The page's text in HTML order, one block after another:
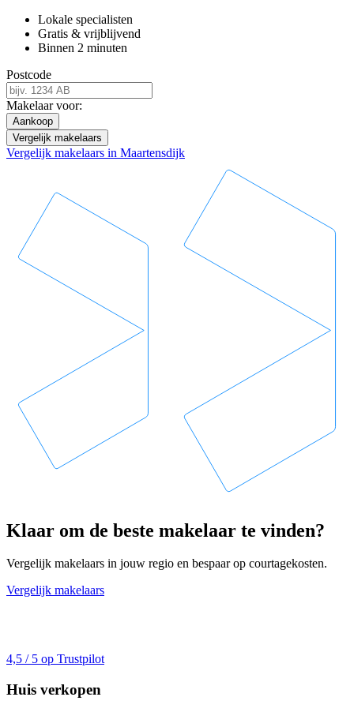
Lokale specialisten
Gratis & vrijblijvend
Binnen 2 minuten
Postcode
Makelaar voor:
Aankoop
Vergelijk makelaars
Vergelijk makelaars in Maartensdijk
Klaar om de beste makelaar te vinden?
Vergelijk makelaars in jouw regio en bespaar op courtagekosten.
Vergelijk makelaars
4,5 / 5 op Trustpilot
Huis verkopen